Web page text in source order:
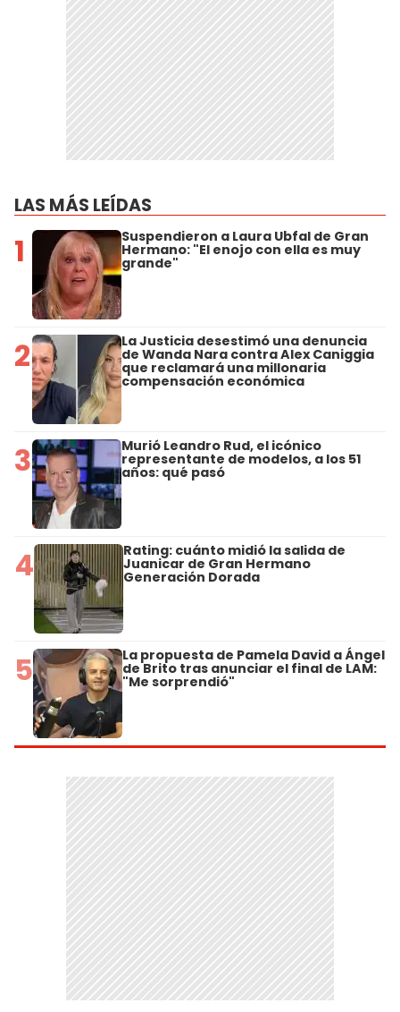
LAS MÁS LEÍDAS
1 Suspendieron a Laura Ubfal de Gran
Hermano: "El enojo con ella es muy
grande"
2 La Justicia desestimó una denuncia
de Wanda Nara contra Alex Caniggia
que reclamará una millonaria
compensación económica
3 Murió Leandro Rud, el icónico
representante de modelos, a los 51
años: qué pasó
4 Rating: cuánto midió la salida de
Juanicar de Gran Hermano
Generación Dorada
5 La propuesta de Pamela David a Ángel
de Brito tras anunciar el final de LAM:
"Me sorprendió"